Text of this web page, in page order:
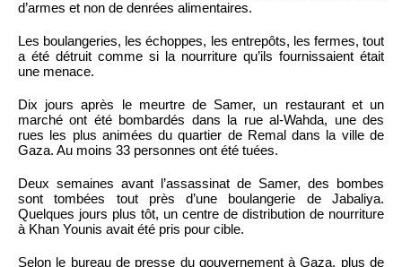
d’armes et non de denrées alimentaires.
Les boulangeries, les échoppes, les entrepôts, les fermes, tout
a été détruit comme si la nourriture qu’ils fournissaient était
une menace.
Dix jours après le meurtre de Samer, un restaurant et un
marché ont été bombardés dans la rue al-Wahda, une des
rues les plus animées du quartier de Remal dans la ville de
Gaza. Au moins 33 personnes ont été tuées.
Deux semaines avant l’assassinat de Samer, des bombes
sont tombées tout près d’une boulangerie de Jabaliya.
Quelques jours plus tôt, un centre de distribution de nourriture
à Khan Younis avait été pris pour cible.
Selon le bureau de presse du gouvernement à Gaza, plus de